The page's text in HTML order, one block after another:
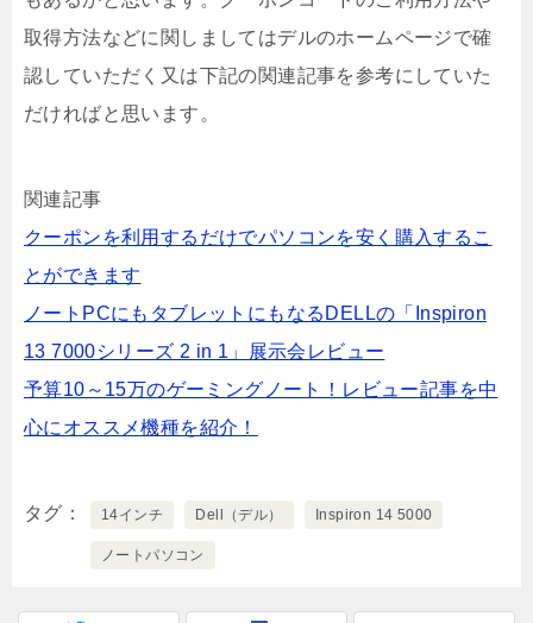
取得方法などに関しましてはデルのホームページで確
認していただく又は下記の関連記事を参考にしていた
だければと思います。
関連記事
クーポンを利用するだけでパソコンを安く購入するこ
とができます
ノートPCにもタブレットにもなるDELLの「Inspiron
13 7000シリーズ 2 in 1」展示会レビュー
予算10～15万のゲーミングノート！レビュー記事を中
心にオススメ機種を紹介！
タグ 14インチ Dell（デル） Inspiron 14 5000
ノートパソコン